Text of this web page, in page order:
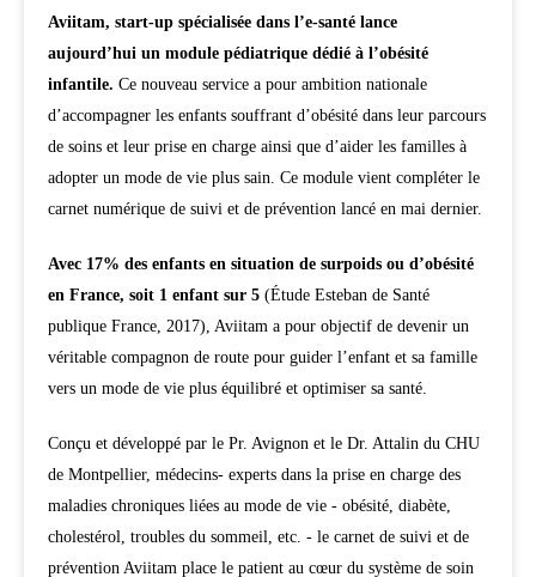
Aviitam, start-up spécialisée dans l’e-santé lance
aujourd’hui un module pédiatrique dédié à l’obésité
infantile. Ce nouveau service a pour ambition nationale
d’accompagner les enfants souffrant d’obésité dans leur parcours
de soins et leur prise en charge ainsi que d’aider les familles à
adopter un mode de vie plus sain. Ce module vient compléter le
carnet numérique de suivi et de prévention lancé en mai dernier.
Avec 17% des enfants en situation de surpoids ou d’obésité
en France, soit 1 enfant sur 5 (Étude Esteban de Santé
publique France, 2017), Aviitam a pour objectif de devenir un
véritable compagnon de route pour guider l’enfant et sa famille
vers un mode de vie plus équilibré et optimiser sa santé.
Conçu et développé par le Pr. Avignon et le Dr. Attalin du CHU
de Montpellier, médecins- experts dans la prise en charge des
maladies chroniques liées au mode de vie - obésité, diabète,
cholestérol, troubles du sommeil, etc. - le carnet de suivi et de
prévention Aviitam place le patient au cœur du système de soin